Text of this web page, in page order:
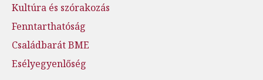
Kultúra és szórakozás
Fenntarthatóság
Családbarát BME
Esélyegyenlőség